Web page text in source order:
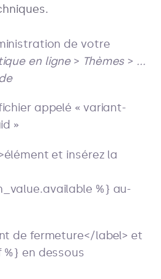
de votre
en ligne> Thèmes > ...
appelé « variant-
»
et insérez la
%} au-
de fermeture</label> et
%} en dessous